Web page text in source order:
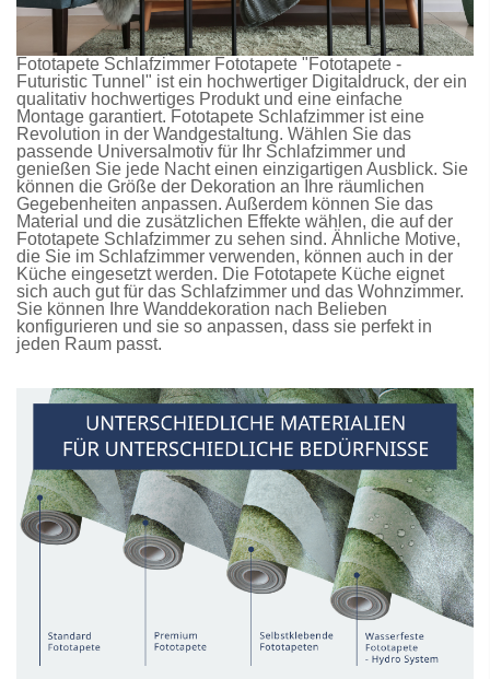
Fototapete Schlafzimmer Fototapete "Fototapete -
Futuristic Tunnel" ist ein hochwertiger Digitaldruck, der ein
qualitativ hochwertiges Produkt und eine einfache
Montage garantiert. Fototapete Schlafzimmer ist eine
Revolution in der Wandgestaltung. Wählen Sie das
passende Universalmotiv für Ihr Schlafzimmer und
genießen Sie jede Nacht einen einzigartigen Ausblick. Sie
können die Größe der Dekoration an Ihre räumlichen
Gegebenheiten anpassen. Außerdem können Sie das
Material und die zusätzlichen Effekte wählen, die auf der
Fototapete Schlafzimmer zu sehen sind. Ähnliche Motive,
die Sie im Schlafzimmer verwenden, können auch in der
Küche eingesetzt werden. Die Fototapete Küche eignet
sich auch gut für das Schlafzimmer und das Wohnzimmer.
Sie können Ihre Wanddekoration nach Belieben
konfigurieren und sie so anpassen, dass sie perfekt in
jeden Raum passt.